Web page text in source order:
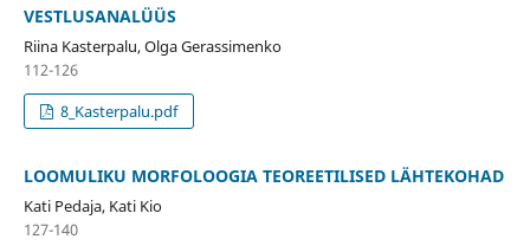
VESTLUSANALÜÜS
Riina Kasterpalu, Olga Gerassimenko
112-126
8_Kasterpalu.pdf
LOOMULIKU MORFOLOOGIA TEOREETILISED LÄHTEKOHAD
Kati Pedaja, Kati Kio
127-140